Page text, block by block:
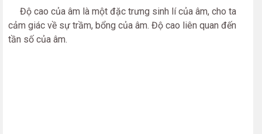
Độ cao của âm là một đặc trưng sinh lí của âm, cho ta
cảm giác về sự trầm, bổng của âm. Độ cao liên quan đến
tần số của âm.